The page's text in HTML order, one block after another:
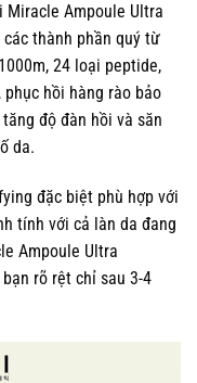
Miracle Ampoule Ultra
thành phần quý từ
24 loại peptide,
hồi hàng rào bảo
độ đàn hồi và săn
da.
đặc biệt phù hợp với
tính với cả làn da đang
Ampoule Ultra
rõ rệt chỉ sau 3-4